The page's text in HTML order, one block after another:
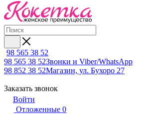
98 565 38 52
98 565 38 52Звонки и Viber/WhatsApp
98 852 38 52Магазин, ул. Бухоро 27
Заказать звонок
Войти
Отложенные 0